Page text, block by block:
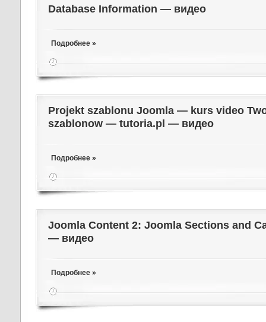
Database Information — видео
Подробнее »
Projekt szablonu Joomla — kurs video
szablonow — tutoria.pl — видео
Подробнее »
Joomla Content 2: Joomla Sections and
— видео
Подробнее »